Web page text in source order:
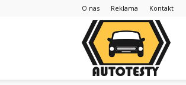
O nas Reklama Kontakt